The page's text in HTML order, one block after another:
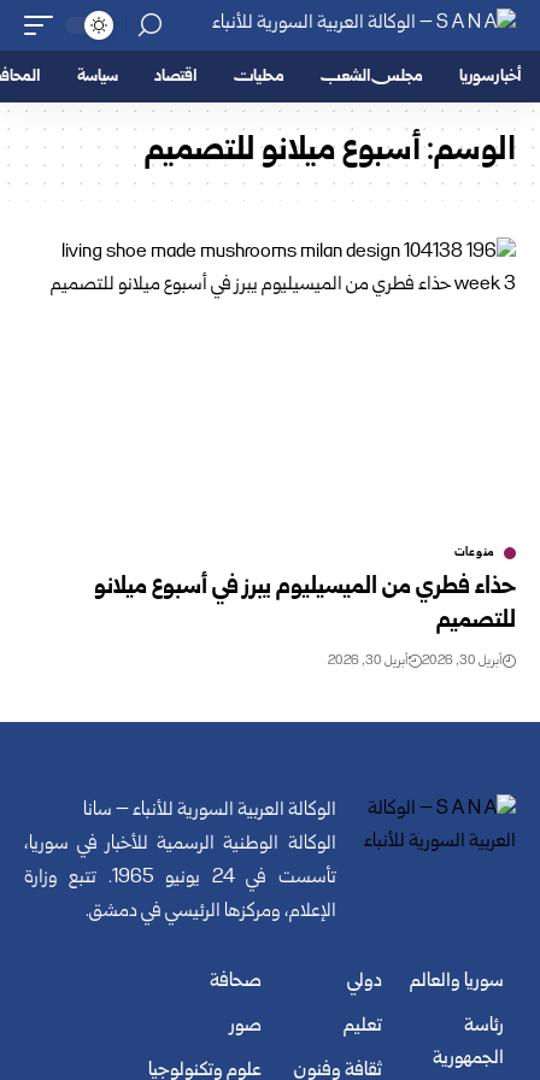
أخبار سوريا مجلس الشعب محليات اقتصاد سياسة
الوسم:أسبوع ميلانو للتصميم
منوعات
حذاء فطري من الميسيليوم يبرز في أسبوع ميلانو
للتصميم
أبريل 30, 2026 أبريل 30, 2026
الوكالة العربية السورية للأنباء – سانا
الوكالة الوطنية الرسمية للأخبار في سوريا،
تأسست في 24 يونيو 1965. تتبع وزارة
الإعلام، ومركزها الرئيسي في دمشق.
سوريا والعالم
رئاسة
الجمهورية
دولي
تعليم
ثقافة وفنون
صحافة
صور
علوم وتكنولوجيا